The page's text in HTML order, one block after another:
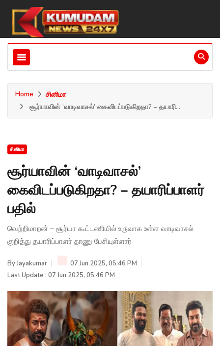
Home
சினிமா
சூர்யாவின் ‘வாடிவாசல்’ கைவிடப்படுகிறதா? – தயாரி...
சினிமா
சூர்யாவின் ‘வாடிவாசல்’
கைவிடப்படுகிறதா? – தயாரிப்பாளர்
பதில்
வெற்றிமாறன் – சூர்யா கூட்டணியில் உருவாக உள்ள வாடிவாசல்
குறித்து தயாரிப்பாளர் தாணு பேசியுள்ளார்
ByJayakumar
07 Jun 2025, 05:46 PM
Last Update : 07 Jun 2025, 05:46 PM